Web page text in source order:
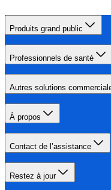
Produits grand public
Professionnels de santé
Autres solutions
À propos
Contact de l’assistance
Restez à jour